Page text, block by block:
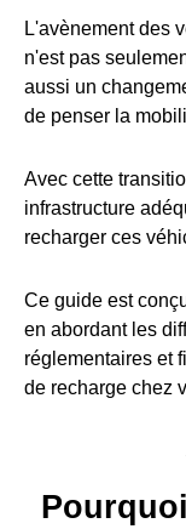
L'avènement des
n'est pas
aussi un
de penser la
Avec cette
infrastructure
recharger ces
Ce guide est
en abordant les
réglementaires et
de recharge chez